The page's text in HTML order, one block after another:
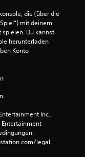
die (über die
mit deinem
Du kannst
herunterladen
Konto
Inc.,
Entertainment
legal.